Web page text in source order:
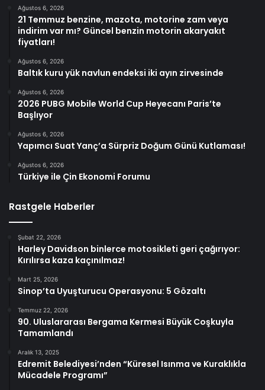
Ağustos 6, 2026
21 Temmuz benzine, mazota, motorine zam veya
indirim var mı? Güncel benzin motorin akaryakıt
fiyatları!
Ağustos 6, 2026
Baltık kuru yük navlun endeksi iki ayın zirvesinde
Ağustos 6, 2026
2026 PUBG Mobile World Cup Heyecanı Paris’te
Başlıyor
Ağustos 6, 2026
Yapımcı Suat Yanç’a Sürpriz Doğum Günü Kutlaması!
Ağustos 6, 2026
Türkiye ile Çin Ekonomi Forumu
Rastgele Haberler
Şubat 22, 2026
Harley Davidson binlerce motosikleti geri çağırıyor:
Kırılırsa kaza kaçınılmaz!
Mart 25, 2026
Sinop’ta Uyuşturucu Operasyonu: 5 Gözaltı
Temmuz 22, 2026
90. Uluslararası Bergama Kermesi Büyük Coşkuyla
Tamamlandı
Aralık 13, 2025
Edremit Belediyesi’nden “Küresel Isınma ve Kuraklıkla
Mücadele Programı”